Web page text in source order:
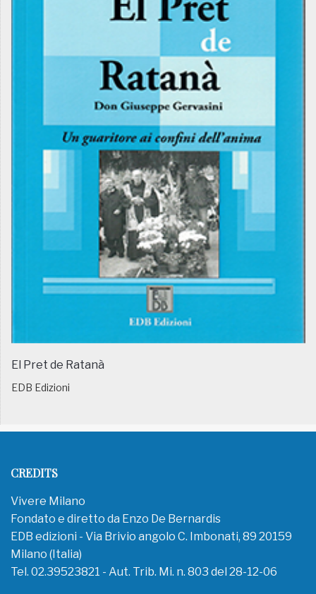
El Pret de Ratanà
EDB Edizioni
CREDITS
Vivere Milano
Fondato e diretto da Enzo De Bernardis
EDB edizioni - Via Brivio angolo C. Imbonati, 89 20159
Milano (Italia)
Tel. 02.39523821 - Aut. Trib. Mi. n. 803 del 28-12-06